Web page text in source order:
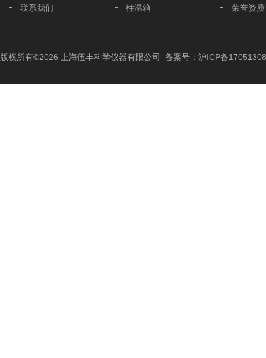
联系我们
柱温箱
色谱工作站
荣誉资质
版权所有©2026 上海伍丰科学仪器有限公司 备案号：沪ICP备